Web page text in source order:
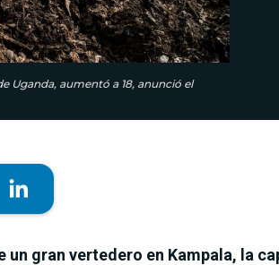
Uganda, aumentó a 18, anunció el
gran vertedero en Kampala, la